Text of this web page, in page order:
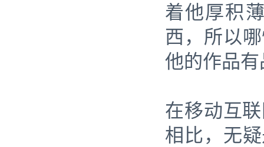
着他厚积
西，所以
他的作品
在移动互
相比，无